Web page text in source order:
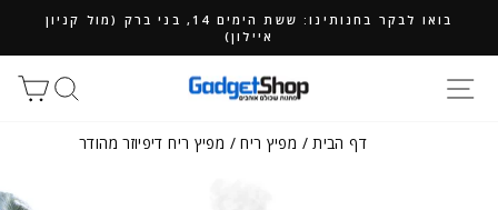
בואו לבקר בחנותינו: ששת הימים 14, בני ברק (מול קניון
איילון)
חיפוש
דף הבית/ מפיץ ריח / מפיץ ריח דיפיוזר מהודר